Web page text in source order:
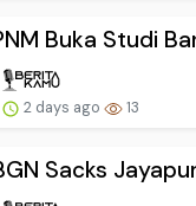
Buka Studi
2 days ago 13
Sacks